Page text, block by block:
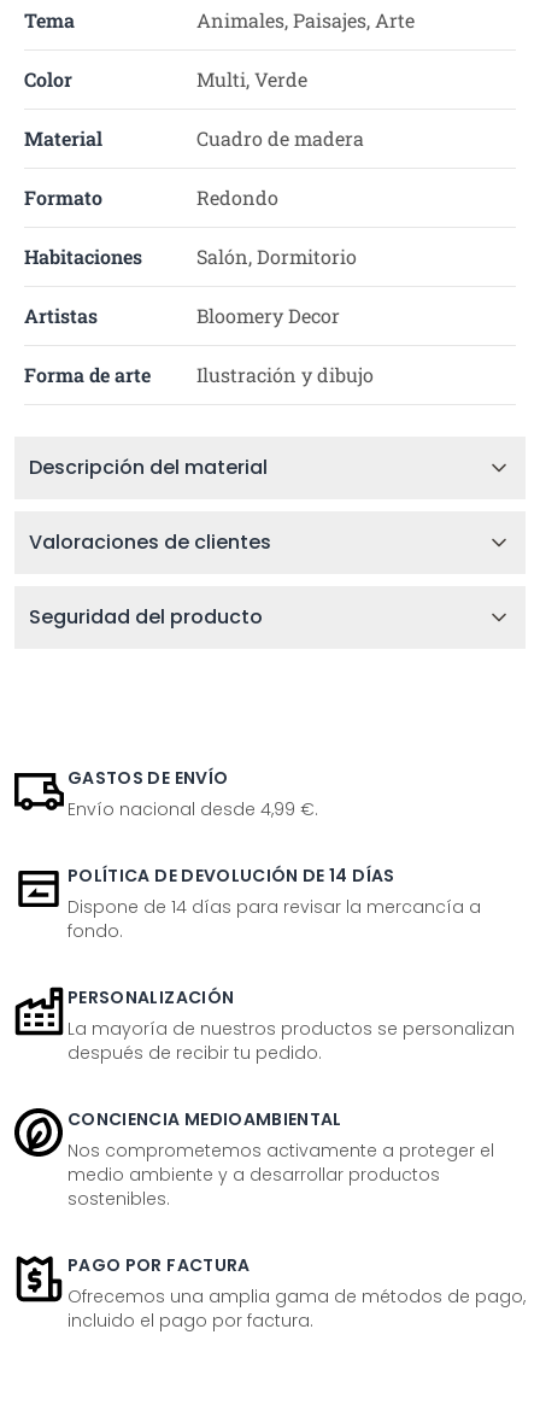
Tema Animales, Paisajes, Arte
Color Multi, Verde
Material Cuadro de madera
Formato Redondo
Habitaciones Salón, Dormitorio
Artistas Bloomery Decor
Forma de arte Ilustración y dibujo
Descripción del material
Valoraciones de clientes
Seguridad del producto
GASTOS DE ENVÍO
Envío nacional desde 4,99 €.
POLÍTICA DE DEVOLUCIÓN DE 14 DÍAS
Dispone de 14 días para revisar la mercancía a
fondo.
PERSONALIZACIÓN
La mayoría de nuestros productos se personalizan
después de recibir tu pedido.
CONCIENCIA MEDIOAMBIENTAL
Nos comprometemos activamente a proteger el
medio ambiente y a desarrollar productos
sostenibles.
PAGO POR FACTURA
Ofrecemos una amplia gama de métodos de pago,
incluido el pago por factura.